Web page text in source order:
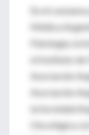
En el
Médica
Patología, la
el Instituto
Asociación
Asociación
la Sociedad
Oncológica,